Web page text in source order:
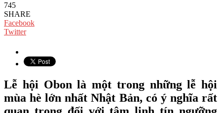
745
SHARE
Facebook
Twitter
Lễ hội Obon là một trong những lễ hội
mùa hè lớn nhất Nhật Bản, có ý nghĩa rất